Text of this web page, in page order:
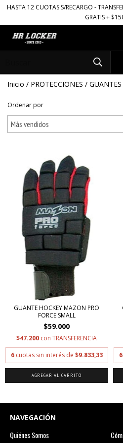
HASTA 12 CUOTAS S/RECARGO -
GRATIS +
Inicio / PROTECCIONES / GUANTES
Ordenar por
GUANTE HOCKEY MAZON PRO
FORCE SMALL
$59.000
$47.200 con TRANSFERENCIA
6 cuotas sin interés de $9.833,33
6
NAVEGACIÓN
Quiénes Somos